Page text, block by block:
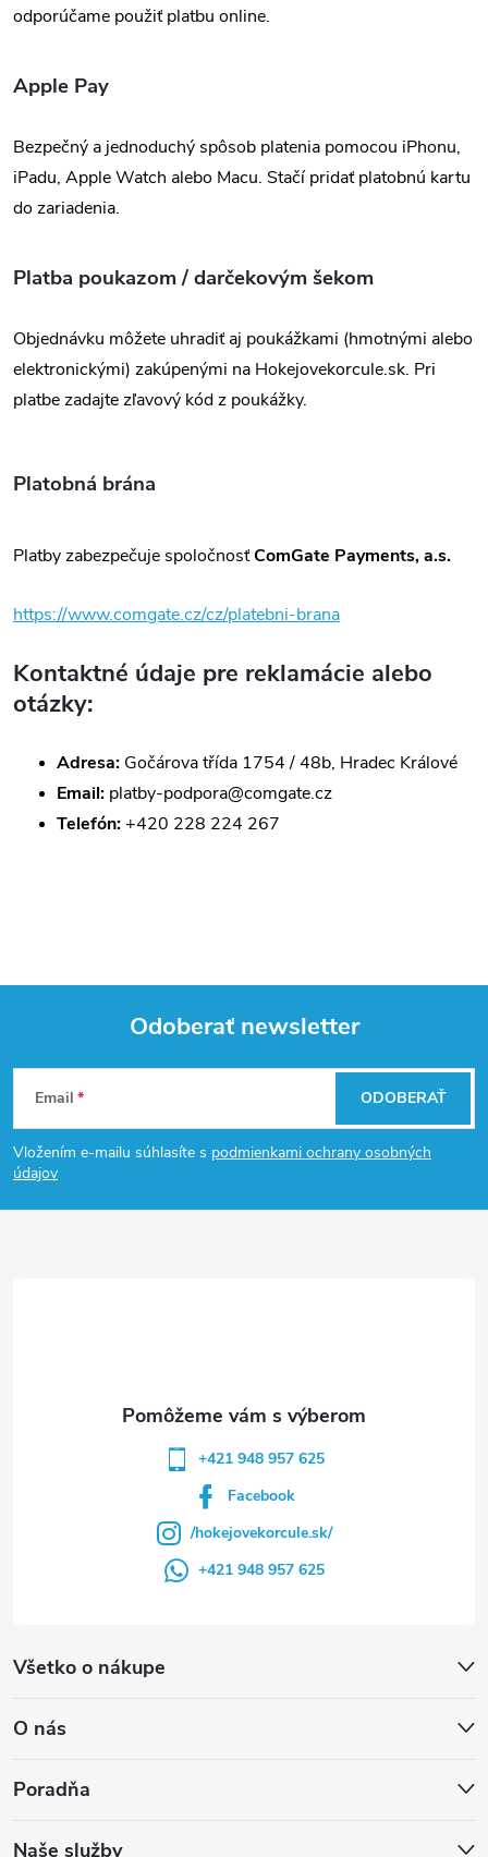
odporúčame použiť platbu online.
Apple Pay
Bezpečný a jednoduchý spôsob platenia pomocou iPhonu,
iPadu, Apple Watch alebo Macu. Stačí pridať platobnú kartu
do zariadenia.
Platba poukazom / darčekovým šekom
Objednávku môžete uhradiť aj poukážkami (hmotnými alebo
elektronickými) zakúpenými na Hokejovekorcule.sk. Pri
platbe zadajte zľavový kód z poukážky.
Platobná brána
Platby zabezpečuje spoločnosťComGate Payments, a.s.
https://www.comgate.cz/cz/platebni-brana
Kontaktné údaje pre reklamácie alebo
otázky:
Adresa: Gočárova třída 1754 / 48b, Hradec Králové
Email: platby-podpora@comgate.cz
Telefón:+420 228 224 267
Z
á
p
Odoberať newsletter
Email
Vložením e-mailu súhlasíte s podmienkami ochrany osobných
údajov
ODOBERAŤ
Všetko o nákupe
O nás
Poradňa
Naše služby
+421 948 957 625
Facebook
/hokejovekorcule.sk/
+421 948 957 625